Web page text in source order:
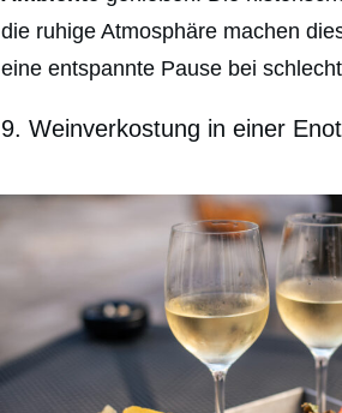
die ruhige Atmosphäre machen
eine entspannte Pause bei
9. Weinverkostung in einer